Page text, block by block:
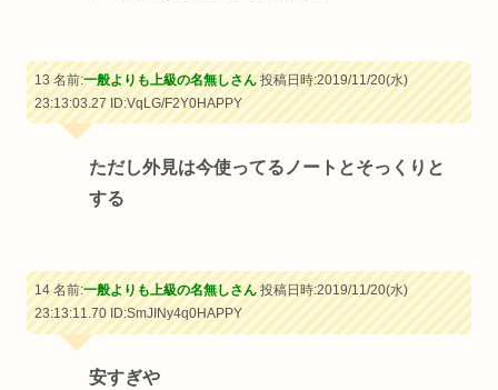
13 名前:一般よりも上級の名無しさん投稿日時:2019/11/20(水)
23:13:03.27ID:VqLG/F2Y0HAPPY
ただし外見は今使ってるノートとそっくりと
する
14 名前:一般よりも上級の名無しさん投稿日時:2019/11/20(水)
23:13:11.70ID:SmJINy4q0HAPPY
安すぎや